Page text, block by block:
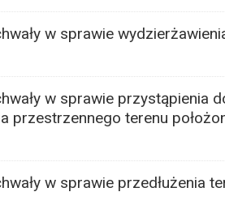
w sprawie
w sprawie przystąpienia
przestrzennego terenu
w sprawie przedłużenia